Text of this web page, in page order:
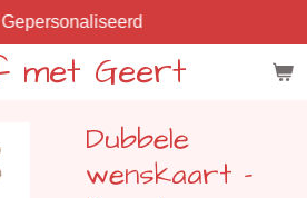
met Geert
Gepersonaliseerd
Dubbele
wenskaart -